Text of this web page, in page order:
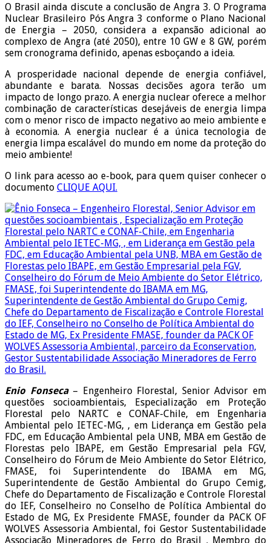
O Brasil ainda discute a conclusão de Angra 3. O Programa
Nuclear Brasileiro Pós Angra 3 conforme o Plano Nacional
de Energia – 2050, considera a expansão adicional ao
complexo de Angra (até 2050), entre 10 GW e 8 GW, porém
sem cronograma definido, apenas esboçando a ideia.
A prosperidade nacional depende de energia confiável,
abundante e barata. Nossas decisões agora terão um
impacto de longo prazo. A energia nuclear oferece a melhor
combinação de características desejáveis de energia limpa
com o menor risco de impacto negativo ao meio ambiente e
à economia. A energia nuclear é a única tecnologia de
energia limpa escalável do mundo em nome da proteção do
meio ambiente!
O link para acesso ao e-book, para quem quiser conhecer o
documento CLIQUE AQUI.
Enio Fonseca– Engenheiro Florestal, Senior Advisor em
questões socioambientais, Especialização em Proteção
Florestal pelo NARTC e CONAF-Chile, em Engenharia
Ambiental pelo IETEC-MG, , em Liderança em Gestão pela
FDC, em Educação Ambiental pela UNB, MBA em Gestão de
Florestas pelo IBAPE, em Gestão Empresarial pela FGV,
Conselheiro do Fórum de Meio Ambiente do Setor Elétrico,
FMASE, foi Superintendente do IBAMA em MG,
Superintendente de Gestão Ambiental do Grupo Cemig,
Chefe do Departamento de Fiscalização e Controle Florestal
do IEF, Conselheiro no Conselho de Política Ambiental do
Estado de MG, Ex Presidente FMASE, founder da PACK OF
WOLVES Assessoria Ambiental, foi Gestor Sustentabilidade
Associação Mineradores de Ferro do Brasil . Membro do